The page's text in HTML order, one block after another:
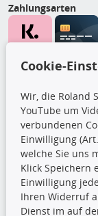
Zahlungsarten
CARAT Gruppe
Cookie-
Wir, die Roland
YouTube um
verbundenen
Einwilligung (Art.
welche Sie uns
Klick Speichern
Einwilligung
Ihren Widerruf
Dienst im auf